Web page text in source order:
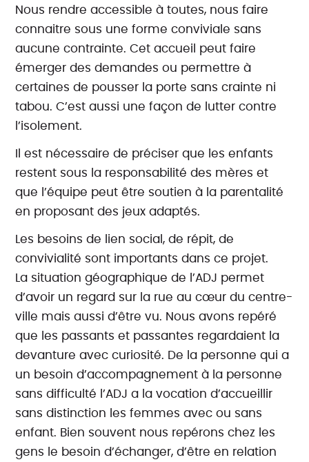
Nous rendre accessible à toutes, nous faire
connaitre sous une forme conviviale sans
aucune contrainte. Cet accueil peut faire
émerger des demandes ou permettre à
certaines de pousser la porte sans crainte ni
tabou. C’est aussi une façon de lutter contre
l’isolement.
Il est nécessaire de préciser que les enfants
restent sous la responsabilité des mères et
que l’équipe peut être soutien à la parentalité
en proposant des jeux adaptés.
Les besoins de lien social, de répit, de
convivialité sont importants dans ce projet.
La situation géographique de l’ADJ permet
d’avoir un regard sur la rue au cœur du centre-
ville mais aussi d’être vu. Nous avons repéré
que les passants et passantes regardaient la
devanture avec curiosité. De la personne qui a
un besoin d’accompagnement à la personne
sans difficulté l’ADJ a la vocation d’accueillir
sans distinction les femmes avec ou sans
enfant. Bien souvent nous repérons chez les
gens le besoin d’échanger, d’être en relation